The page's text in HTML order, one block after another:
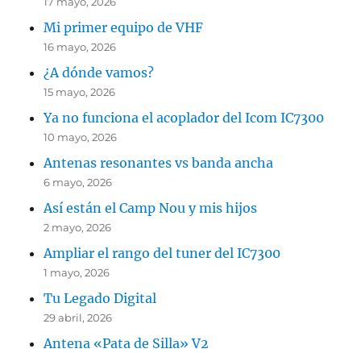
Mi primer equipo de VHF
16 mayo, 2026
¿A dónde vamos?
15 mayo, 2026
Ya no funciona el acoplador del Icom IC7300
10 mayo, 2026
Antenas resonantes vs banda ancha
6 mayo, 2026
Así están el Camp Nou y mis hijos
2 mayo, 2026
Ampliar el rango del tuner del IC7300
1 mayo, 2026
Tu Legado Digital
29 abril, 2026
Antena «Pata de Silla» V2